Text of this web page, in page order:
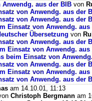
aus der BIB von
von Anwendg. aus der
von Anwendg. aus der
Einsatz von Anwendg. aus
Übersetzung von
von Anwendg. aus der
Einsatz von Anwendg. aus
beim Einsatz von
von Anwendg. aus der
Einsatz von Anwendg. aus
von Anwendg. aus der
am 14.10.01, 11:13
Christoph Bergmann am